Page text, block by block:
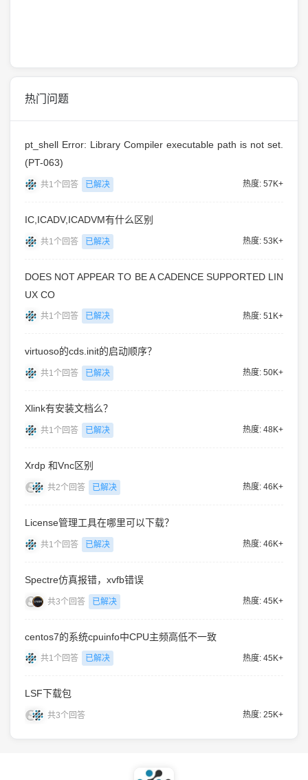
热门问题
pt_shell Error: Library Compiler executable path is not set.
(PT-063)
共1个回答 已解决 热度: 57K+
IC,ICADV,ICADVM有什么区别
共1个回答 已解决 热度: 53K+
DOES NOT APPEAR TO BE A CADENCE SUPPORTED LIN
UX CO
共1个回答 已解决 热度: 51K+
virtuoso的cds.init的启动顺序？
共1个回答 已解决 热度: 50K+
Xlink有安装文档么？
共1个回答 已解决 热度: 48K+
Xrdp 和Vnc区别
共2个回答 已解决 热度: 46K+
License管理工具在哪里可以下载？
共1个回答 已解决 热度: 46K+
Spectre仿真报错，xvfb错误
共3个回答 已解决 热度: 45K+
centos7的系统cpuinfo中CPU主频高低不一致
共1个回答 已解决 热度: 45K+
LSF下载包
共3个回答 热度: 25K+